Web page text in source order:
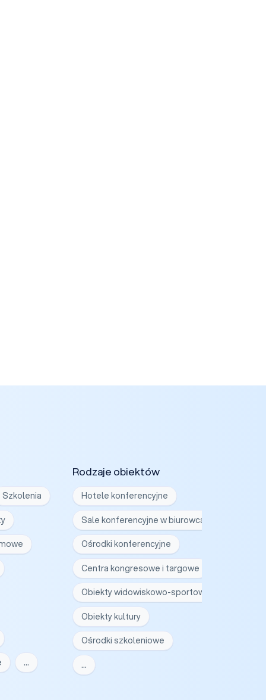
…
Szkolenia
Rodzaje obiektów
Hotele konferencyjne
Sale konferencyjne w biurowcach
Ośrodki konferencyjne
Centra kongresowe i targowe
Obiekty widowiskowo-sportowe
Obiekty kultury
Ośrodki szkoleniowe
…